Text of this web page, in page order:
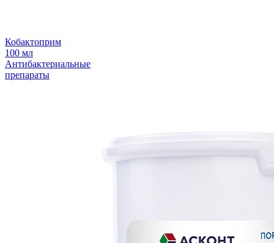
Кобактоприм
100 мл
Антибактериальные
препараты